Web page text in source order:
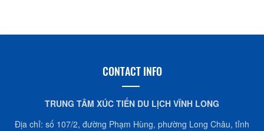
CONTACT INFO
TRUNG TÂM XÚC TIẾN DU LỊCH VĨNH LONG
Địa chỉ: số 107/2, đường Phạm Hùng, phường Long Châu, tỉnh